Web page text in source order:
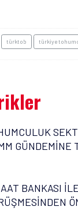
türktob türkiye
GÜNDEMİNE
BANKASI